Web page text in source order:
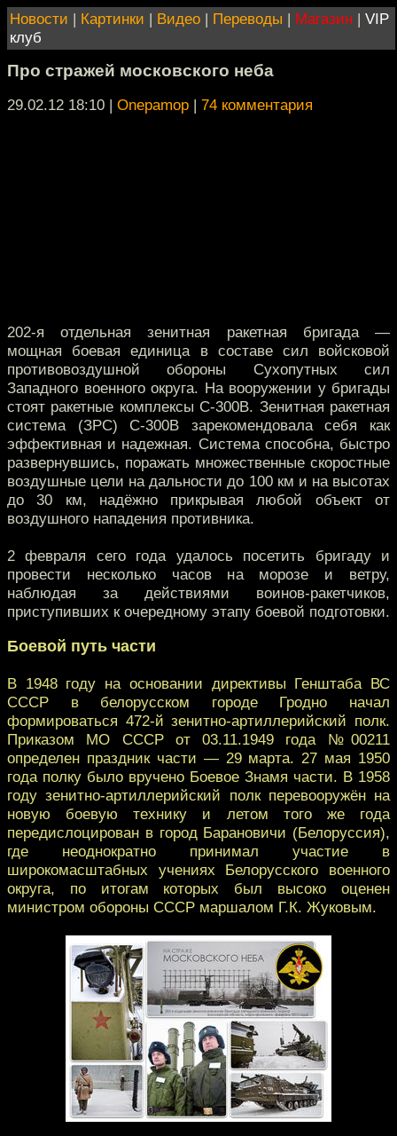
Новости | Картинки | Видео | Переводы | Магазин | VIP
клуб
Про стражей московского неба
29.02.12 18:10 | Onepamop | 74 комментария
202-я отдельная зенитная ракетная бригада —
мощная боевая единица в составе сил войсковой
противовоздушной обороны Сухопутных сил
Западного военного округа. На вооружении у бригады
стоят ракетные комплексы С-300В. Зенитная ракетная
система (ЗРС) С-300В зарекомендовала себя как
эффективная и надежная. Система способна, быстро
развернувшись, поражать множественные скоростные
воздушные цели на дальности до 100 км и на высотах
до 30 км, надёжно прикрывая любой объект от
воздушного нападения противника.
2 февраля сего года удалось посетить бригаду и
провести несколько часов на морозе и ветру,
наблюдая за действиями воинов-ракетчиков,
приступивших к очередному этапу боевой подготовки.
Боевой путь части
В 1948 году на основании директивы Генштаба ВС
СССР в белорусском городе Гродно начал
формироваться 472-й зенитно-артиллерийский полк.
Приказом МО СССР от 03.11.1949 года №00211
определен праздник части — 29 марта. 27 мая 1950
года полку было вручено Боевое Знамя части. В 1958
году зенитно-артиллерийский полк перевооружён на
новую боевую технику и летом того же года
передислоцирован в город Барановичи (Белоруссия),
где неоднократно принимал участие в
широкомасштабных учениях Белорусского военного
округа, по итогам которых был высоко оценен
министром обороны СССР маршалом Г.К. Жуковым.